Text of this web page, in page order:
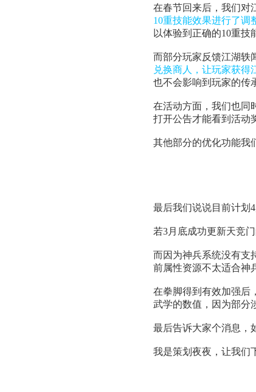
在春节回来后，我们对
10重技能效果进行了调
以体验到正确的10重技
而部分玩家反馈江湖轶
兑换商人，让玩家获得
也不会影响到玩家的传
在活动方面，我们也同
打开公告才能看到活动
其他部分的优化功能我
最后我们说说目前计划
若3月底成功更新天竞
而因为神兵系统没有支
前属性资源不太适合神
在拳脚得到有效加强后
武学的数值，因为部分
最后告诉大家个消息，
我是策划夜夜，让我们